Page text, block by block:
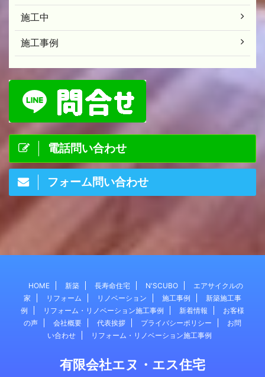
施工中
施工事例
電話問い合わせ
フォーム問い合わせ
HOME 新築 長寿命住宅 N'SCUBO
エアサイクルの
家
リフォーム リノベーション 施工事例
新築施工事
例
リフォーム・リノベーション施工事例 新着情報
お客様
の声
会社概要 代表挨拶 プライバシーポリシー
お問
い合わせ
リフォーム・リノベーション施工事例
有限会社エヌ・エス住宅